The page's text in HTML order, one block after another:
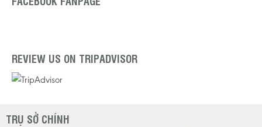
REVIEW US ON TRIPADVISOR
TRỤ SỞ CHÍNH